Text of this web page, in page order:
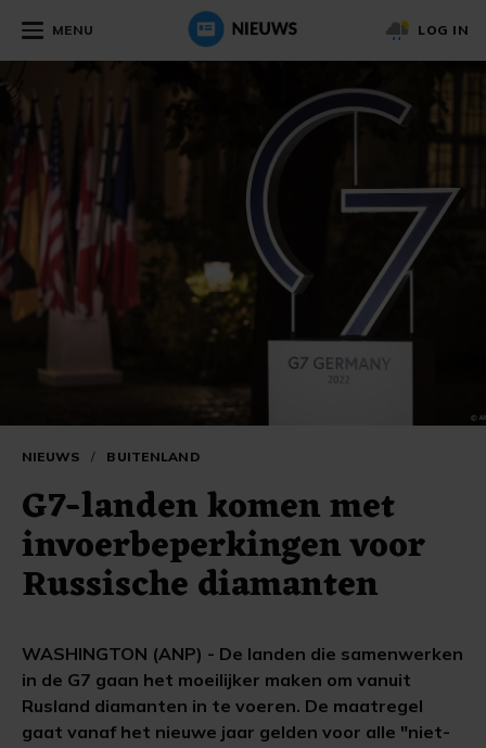
MENU LOG IN
NIEUWS / BUITENLAND
G7-landen komen met
invoerbeperkingen voor
Russische diamanten
WASHINGTON (ANP) - De landen die samenwerken
in de G7 gaan het moeilijker maken om vanuit
Rusland diamanten in te voeren. De maatregel
gaat vanaf het nieuwe jaar gelden voor alle "niet-